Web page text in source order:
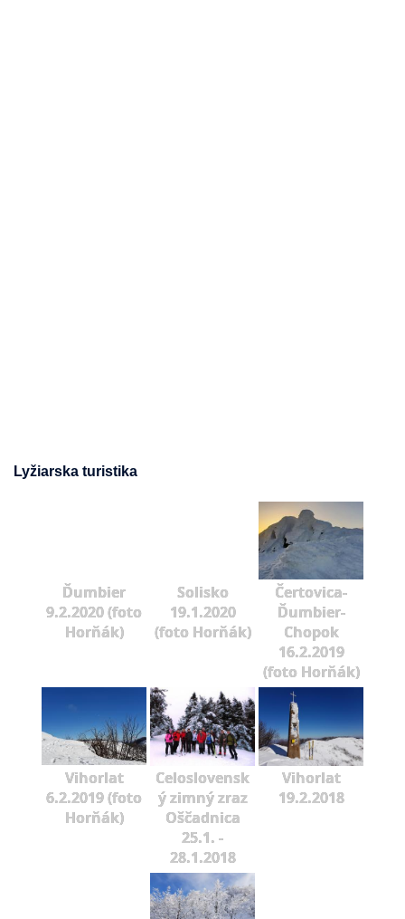
Lyžiarska turistika
Ďumbier
9.2.2020 (foto
Horňák)
Solisko
19.1.2020
(foto Horňák)
Čertovica-
Ďumbier-
Chopok
16.2.2019
(foto Horňák)
Vihorlat
6.2.2019 (foto
Horňák)
Celoslovensk
ý zimný zraz
Oščadnica
25.1. -
28.1.2018
Vihorlat
19.2.2018